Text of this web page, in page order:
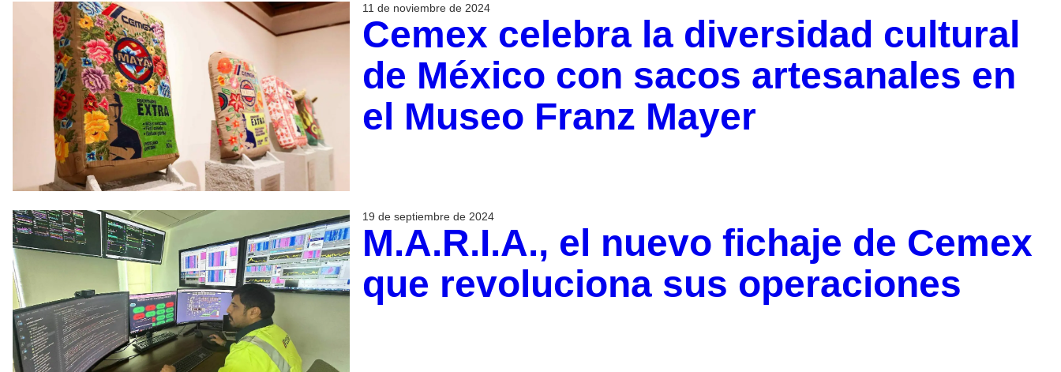
11 de noviembre de 2024
Cemex celebra la diversidad cultural
de México con sacos artesanales en
el Museo Franz Mayer
19 de septiembre de 2024
M.A.R.I.A., el nuevo fichaje de Cemex
que revoluciona sus operaciones